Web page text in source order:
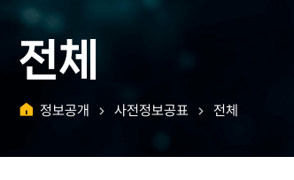
전체
정보공개 사전정보공표 전체